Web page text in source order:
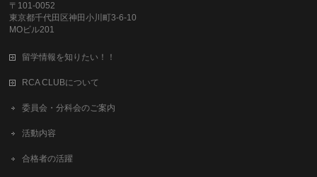
〒101-0052
東京都千代田区神田小川町3-6-10
MOビル201
留学情報を知りたい！！
RCA CLUBについて
委員会・分科会のご案内
活動内容
合格者の活躍